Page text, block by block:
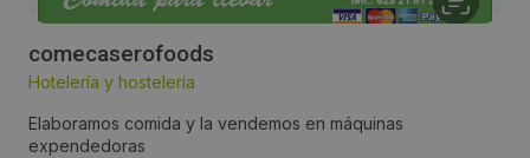
comecaserofoods
Hotelería y hostelería
Elaboramos comida y la vendemos en máquinas
expendedoras